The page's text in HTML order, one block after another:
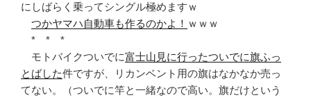
にしばらく乗ってシングル極めますｗ
つかヤマハ自動車も作るのかよ！ ｗｗｗ
* * *
モトバイクついでに富士山見に行ったついでに旗ふっ
とばした件ですが、リカンベント用の旗はなかなか売っ
てない。（ついでに竿と一緒なので高い。旗だけという